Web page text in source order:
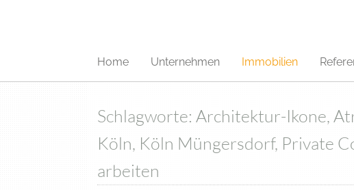
Home Unternehmen Immobilien
Schlagworte: Architektur-Ikone,
Köln, Köln Müngersdorf, Private
arbeiten